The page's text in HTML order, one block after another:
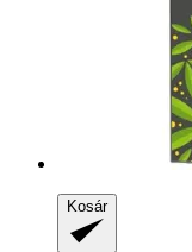
Kosár